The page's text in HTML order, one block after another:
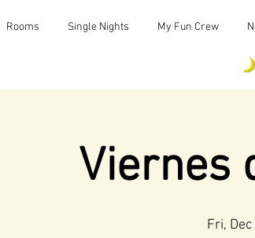
Rooms Single Nights My Fun Crew
Viernes
Fri,